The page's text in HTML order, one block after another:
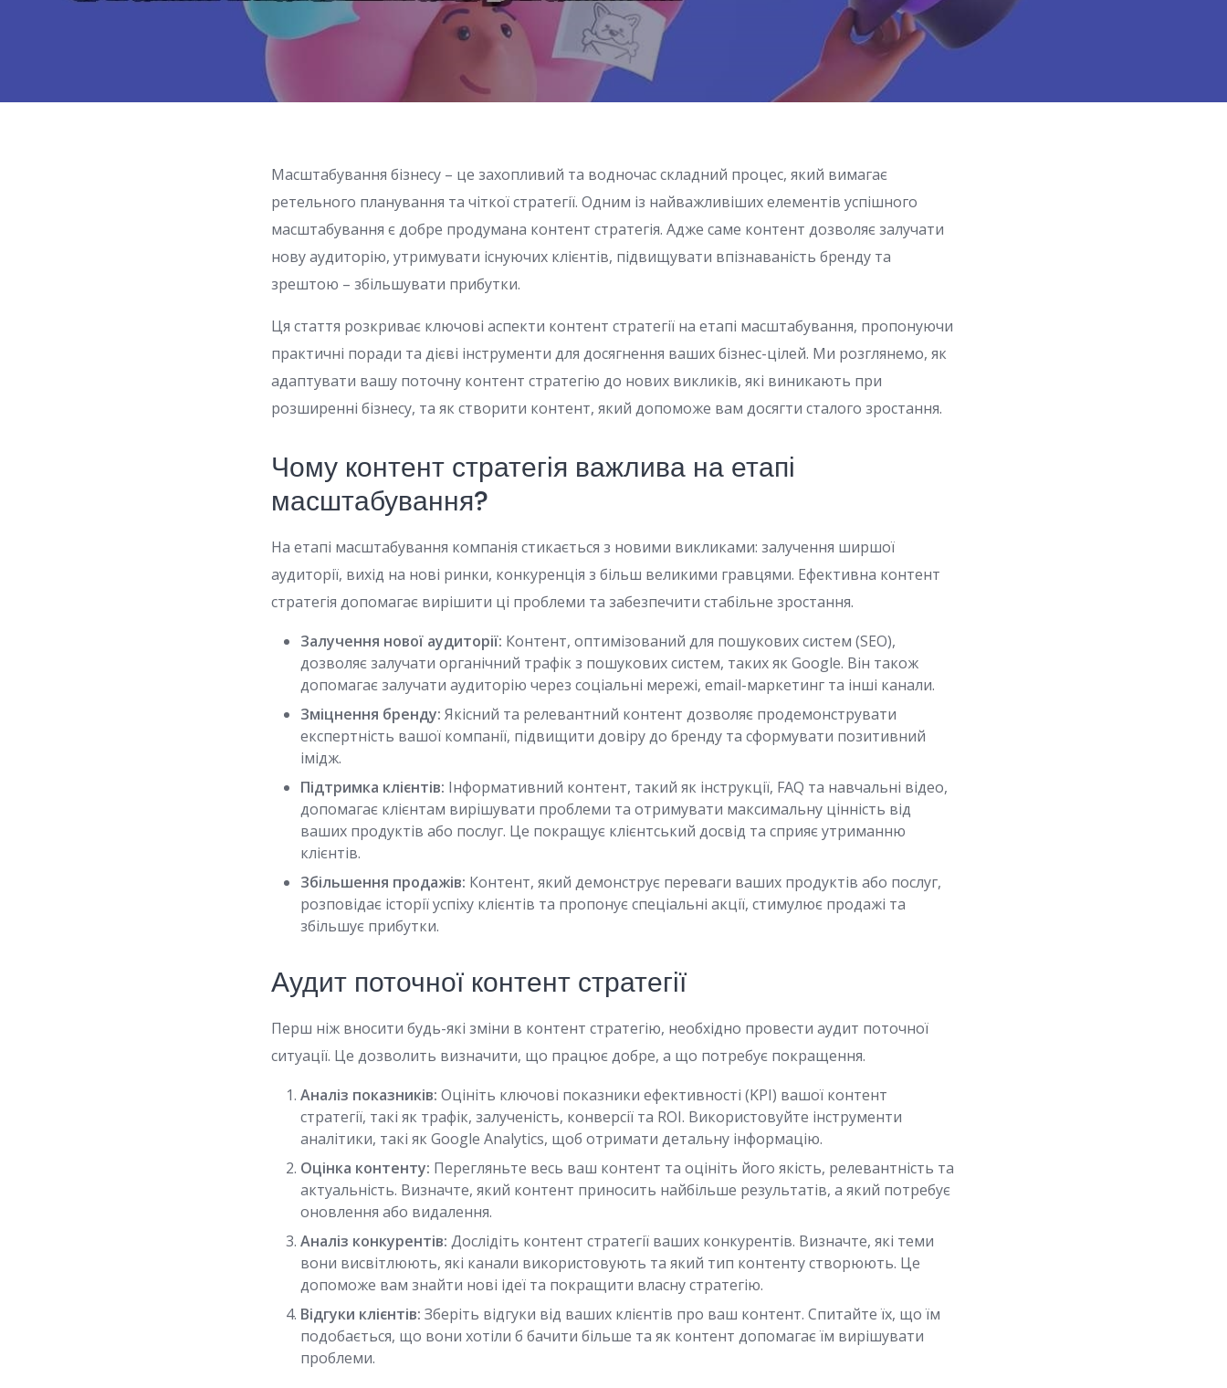
Масштабування бізнесу – це захопливий та водночас складний процес, який вимагає
ретельного планування та чіткої стратегії. Одним із найважливіших елементів успішного
масштабування є добре продумана контент стратегія. Адже саме контент дозволяє залучати
нову аудиторію, утримувати існуючих клієнтів, підвищувати впізнаваність бренду та
зрештою – збільшувати прибутки.
Ця стаття розкриває ключові аспекти контент стратегії на етапі масштабування, пропонуючи
практичні поради та дієві інструменти для досягнення ваших бізнес-цілей. Ми розглянемо, як
адаптувати вашу поточну контент стратегію до нових викликів, які виникають при
розширенні бізнесу, та як створити контент, який допоможе вам досягти сталого зростання.
Чому контент стратегія важлива на етапі
масштабування?
На етапі масштабування компанія стикається з новими викликами: залучення ширшої
аудиторії, вихід на нові ринки, конкуренція з більш великими гравцями. Ефективна контент
стратегія допомагає вирішити ці проблеми та забезпечити стабільне зростання.
Залучення нової аудиторії: Контент, оптимізований для пошукових систем (SEO),
дозволяє залучати органічний трафік з пошукових систем, таких як Google. Він також
допомагає залучати аудиторію через соціальні мережі, email-маркетинг та інші канали.
Зміцнення бренду: Якісний та релевантний контент дозволяє продемонструвати
експертність вашої компанії, підвищити довіру до бренду та сформувати позитивний
імідж.
Підтримка клієнтів: Інформативний контент, такий як інструкції, FAQ та навчальні відео,
допомагає клієнтам вирішувати проблеми та отримувати максимальну цінність від
ваших продуктів або послуг. Це покращує клієнтський досвід та сприяє утриманню
клієнтів.
Збільшення продажів: Контент, який демонструє переваги ваших продуктів або послуг,
розповідає історії успіху клієнтів та пропонує спеціальні акції, стимулює продажі та
збільшує прибутки.
Аудит поточної контент стратегії
Перш ніж вносити будь-які зміни в контент стратегію, необхідно провести аудит поточної
ситуації. Це дозволить визначити, що працює добре, а що потребує покращення.
Аналіз показників: Оцініть ключові показники ефективності (KPI) вашої контент
стратегії, такі як трафік, залученість, конверсії та ROI. Використовуйте інструменти
аналітики, такі як Google Analytics, щоб отримати детальну інформацію.
Оцінка контенту: Перегляньте весь ваш контент та оцініть його якість, релевантність та
актуальність. Визначте, який контент приносить найбільше результатів, а який потребує
оновлення або видалення.
Аналіз конкурентів: Дослідіть контент стратегії ваших конкурентів. Визначте, які теми
вони висвітлюють, які канали використовують та який тип контенту створюють. Це
допоможе вам знайти нові ідеї та покращити власну стратегію.
Відгуки клієнтів: Зберіть відгуки від ваших клієнтів про ваш контент. Спитайте їх, що їм
подобається, що вони хотіли б бачити більше та як контент допомагає їм вирішувати
проблеми.